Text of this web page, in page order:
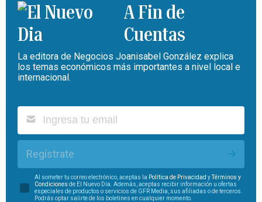
A Fin de
Cuentas
La editora de Negocios Joanisabel González explica
los temas económicos más importantes a nivel local e
internacional.
Regístrate
Al someter tu correo electrónico, aceptas la Política de Privacidad yTérminos y
Condiciones de El Nuevo Día. Además, aceptas recibir información u ofertas
especiales de productos o servicios de GFR Media, sus afiliadas o de terceros.
Podrás optar salirte de los boletines en cualquier momento.